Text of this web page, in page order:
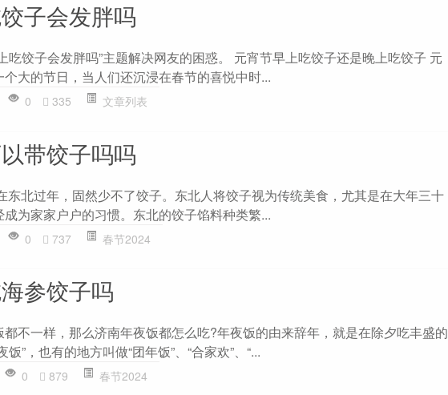
子会发胖吗
吃饺子会发胖吗”主题解决网友的困惑。 元宵节早上吃饺子还是晚上吃饺子 元
大的节日，当人们还沉浸在春节的喜悦中时...
0 335 文章列表
带饺子吗吗
东北过年，固然少不了饺子。东北人将饺子视为传统美食，尤其是在大年三十
为家家户户的习惯。东北的饺子馅料种类繁...
0 737 春节2024
参饺子吗
不一样，那么济南年夜饭都怎么吃?年夜饭的由来辞年，就是在除夕吃丰盛的
”，也有的地方叫做“团年饭”、“合家欢”、“...
0 879 春节2024